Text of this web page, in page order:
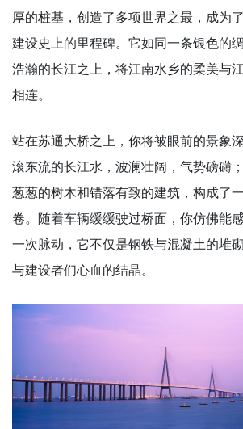
厚的桩基，创造了多项世界之最，成为
建设史上的里程碑。它如同一条银色的
浩瀚的长江之上，将江南水乡的柔美与
相连。
站在苏通大桥之上，你将被眼前的景象
滚东流的长江水，波澜壮阔，气势磅礴
葱葱的树木和错落有致的建筑，构成了
卷。随着车辆缓缓驶过桥面，你仿佛能
一次脉动，它不仅是钢铁与混凝土的堆
与建设者们心血的结晶。